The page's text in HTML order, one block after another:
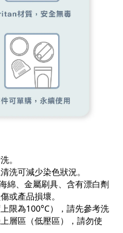
。
洗可減少染色狀況。
綿、金屬刷具、含有漂白劑
或產品損壞。
限為100°C），請先參考洗
層區（低壓區），請勿使